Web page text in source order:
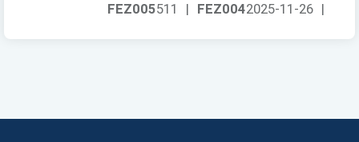
FEZ0042025-11-26 |
FEZ005511 |